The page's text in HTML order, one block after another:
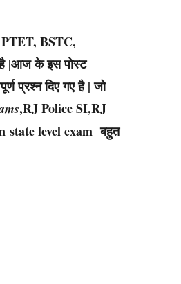
PTET, BSTC,
है |आज के इस पोस्ट
प्रश्न दिए गए है | जो
,RJ Police SI,RJ
state level exam बहुत